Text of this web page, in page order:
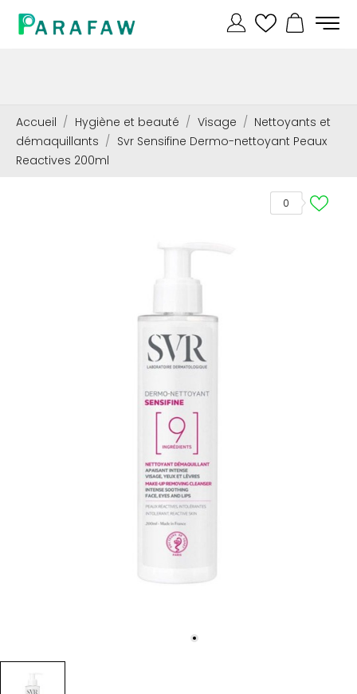
Accueil Hygiène et beauté Visage
Nettoyants et
démaquillants
Svr Sensifine Dermo-nettoyant Peaux
Reactives 200ml
0